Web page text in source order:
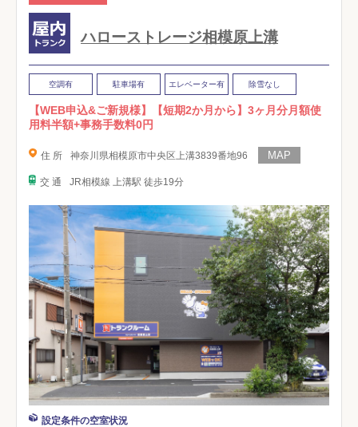
ハローストレージ相模原上溝
空調有 駐車場有 エレベーター有 除雪なし
【WEB申込&ご新規様】【短期2か月から】3ヶ月分月額使
用料半額+事務手数料0円
住 所 神奈川県相模原市中央区上溝3839番地96
交 通 JR相模線 上溝駅 徒歩19分
設定条件の空室状況